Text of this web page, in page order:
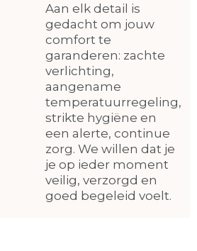
Aan elk detail is
gedacht om jouw
comfort te
garanderen: zachte
verlichting,
aangename
temperatuurregeling,
strikte hygiëne en
een alerte, continue
zorg. We willen dat je
je op ieder moment
veilig, verzorgd en
goed begeleid voelt.